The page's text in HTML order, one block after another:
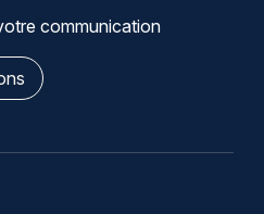
communication